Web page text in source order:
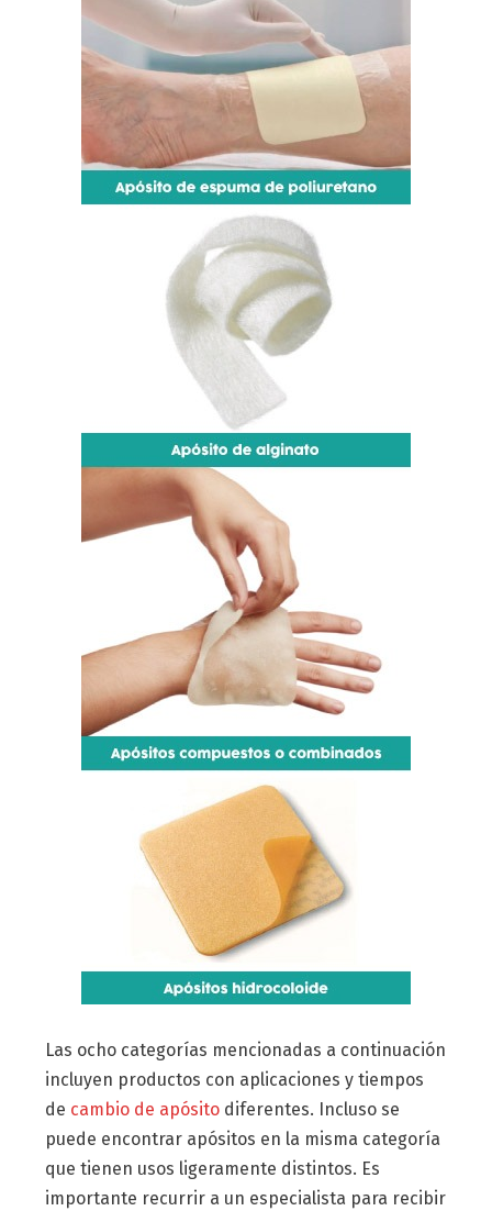
Las ocho categorías mencionadas a continuación
incluyen productos con aplicaciones y tiempos
de cambio de apósitodiferentes. Incluso se
puede encontrar apósitos en la misma categoría
que tienen usos ligeramente distintos. Es
importante recurrir a un especialista para recibir